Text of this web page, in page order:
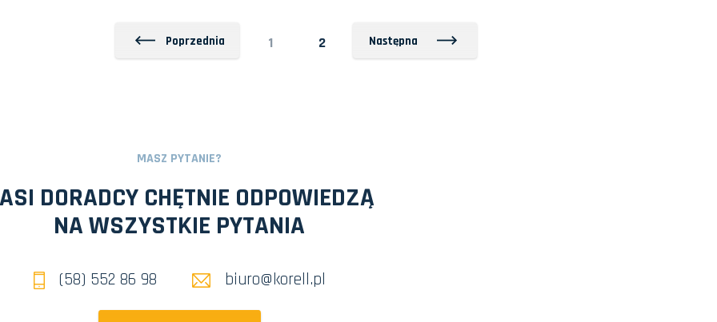
Poprzednia 1 2 Następna
MASZ PYTANIE?
DORADCY CHĘTNIE ODPOWIEDZĄ
NA WSZYSTKIE PYTANIA
(58) 552 86 98 biuro@korell.pl